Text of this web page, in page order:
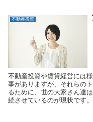
不動産投資
不動産投資や賃貸経営には
事がありますが、それらの
るために、世の大家さん達
続させているのが現状です。